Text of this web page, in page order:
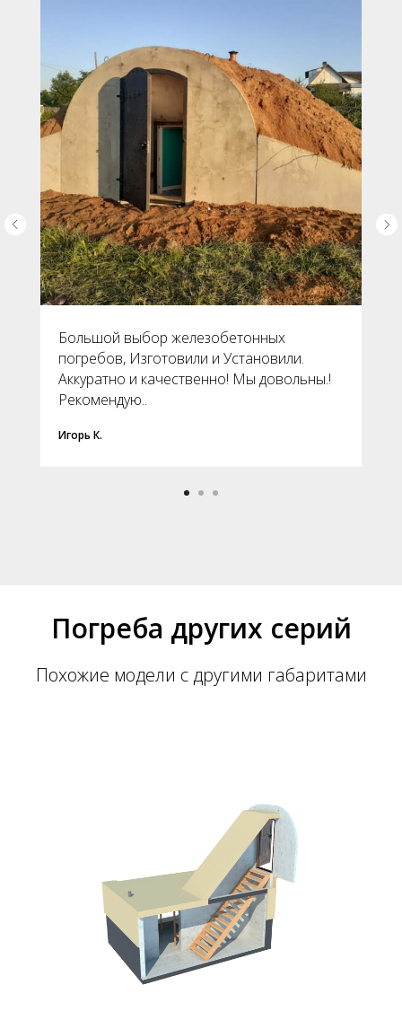
Большой выбор железобетонных
погребов, Изготовили и Установили.
Аккуратно и качественно! Мы довольны.!
Рекомендую..
Игорь К.
Погреба других серий
Похожие модели с другими габаритами